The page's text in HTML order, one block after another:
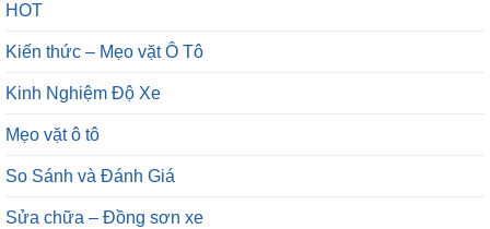
HOT
Kiến thức – Mẹo vặt Ô Tô
Kinh Nghiệm Độ Xe
Mẹo vặt ô tô
So Sánh và Đánh Giá
Sửa chữa – Đồng sơn xe